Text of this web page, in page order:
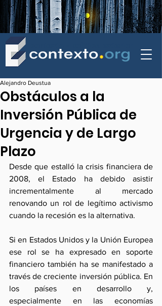
Obstáculos a la
Inversión Pública de
Urgencia y de Largo
Plazo
Alejandro Deustua
Desde que estalló la crisis financiera de
2008, el Estado ha debido asistir
incrementalmente al mercado
renovando un rol de legítimo activismo
cuando la recesión es la alternativa.
Si en Estados Unidos y la Unión Europea
ese rol se ha expresado en soporte
financiero también ha se manifestado a
través de creciente inversión pública. En
los países en desarrollo y,
especialmente en las economías